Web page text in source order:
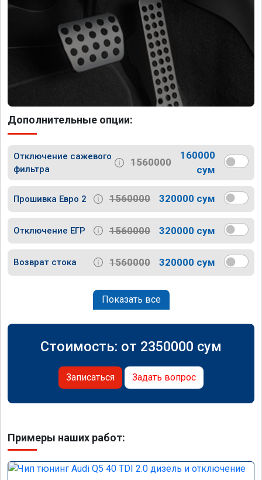
Дополнительные опции:
Отключение сажевого
фильтра
1560000
160000
сум
Прошивка Евро 2 1560000 320000 сум
Отключение ЕГР 1560000 320000 сум
Возврат стока 1560000 320000 сум
Показать все
Стоимость: от 2350000 сум
Записаться Задать вопрос
Примеры наших работ: